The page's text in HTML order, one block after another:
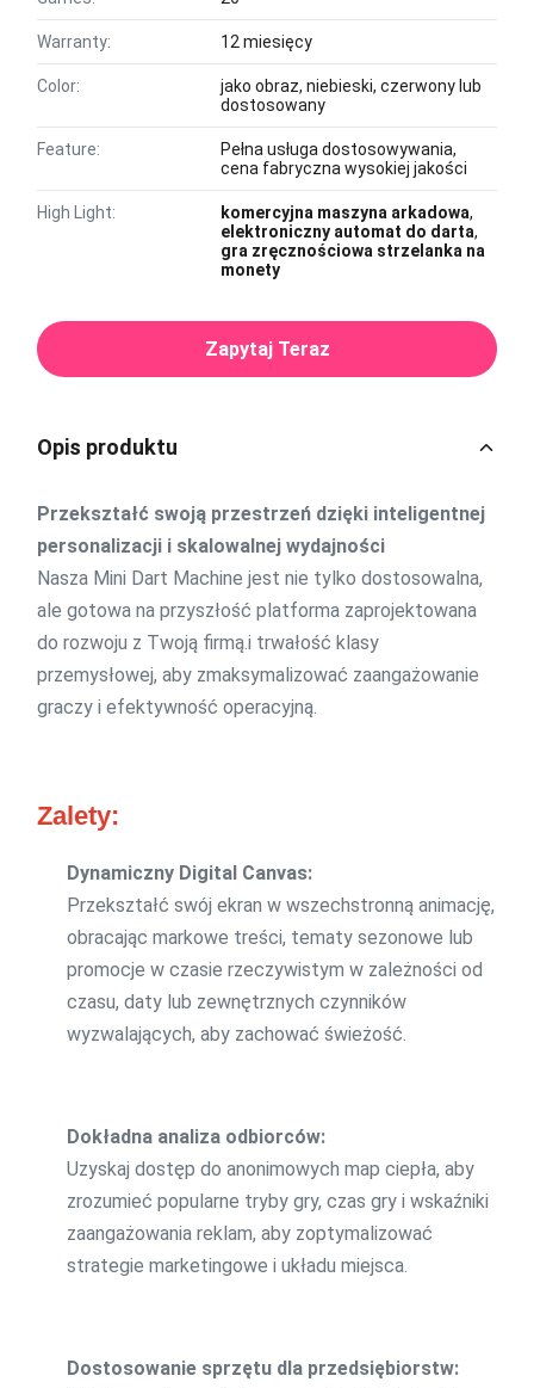
Warranty: 12 miesięcy
Color:
jako obraz, niebieski, czerwony lub
dostosowany
Feature:
Pełna usługa dostosowywania,
cena fabryczna wysokiej jakości
High Light: komercyjna maszyna arkadowa,
elektroniczny automat do darta,
gra zręcznościowa strzelanka na
monety
Zapytaj Teraz
Opis produktu
Przekształć swoją przestrzeń dzięki inteligentnej
personalizacji i skalowalnej wydajności
Nasza Mini Dart Machine jest nie tylko dostosowalna,
ale gotowa na przyszłość platforma zaprojektowana
do rozwoju z Twoją firmą.i trwałość klasy
przemysłowej, aby zmaksymalizować zaangażowanie
graczy i efektywność operacyjną.
Zalety:
Dynamiczny Digital Canvas:
Przekształć swój ekran w wszechstronną animację,
obracając markowe treści, tematy sezonowe lub
promocje w czasie rzeczywistym w zależności od
czasu, daty lub zewnętrznych czynników
wyzwalających, aby zachować świeżość.
Dokładna analiza odbiorców:
Uzyskaj dostęp do anonimowych map ciepła, aby
zrozumieć popularne tryby gry, czas gry i wskaźniki
zaangażowania reklam, aby zoptymalizować
strategie marketingowe i układu miejsca.
Dostosowanie sprzętu dla przedsiębiorstw: